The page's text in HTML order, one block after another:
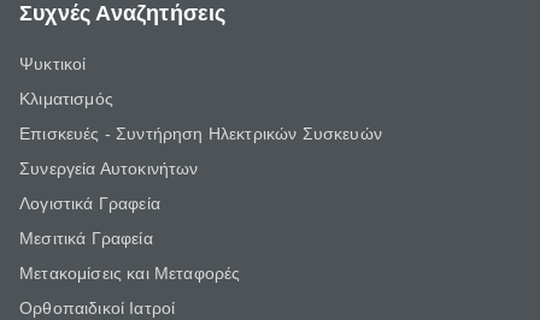
Συχνές Αναζητήσεις
Ψυκτικοί
Κλιματισμός
Επισκευές - Συντήρηση Ηλεκτρικών Συσκευών
Συνεργεία Αυτοκινήτων
Λογιστικά Γραφεία
Μεσιτικά Γραφεία
Μετακομίσεις και Μεταφορές
Ορθοπαιδικοί Ιατροί